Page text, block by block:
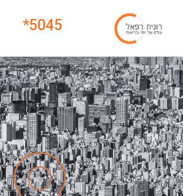
5045
*